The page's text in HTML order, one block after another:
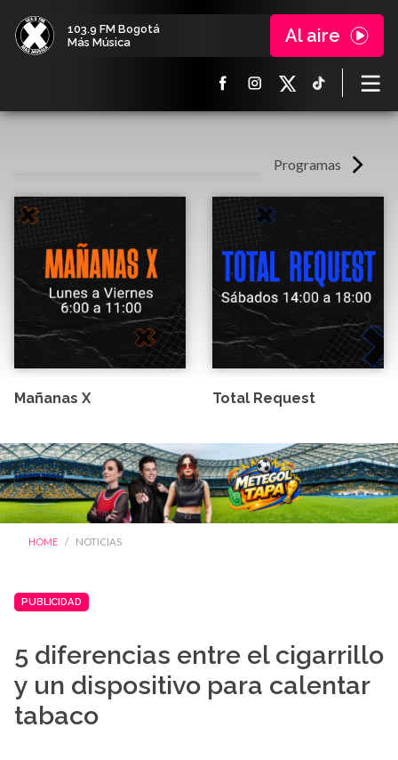
103.9 FM Bogotá
Más Música
Al aire
Programas
Mañanas X Total Request
HOME NOTICIAS
PUBLICIDAD
5 diferencias entre el cigarrillo
y un dispositivo para calentar
tabaco